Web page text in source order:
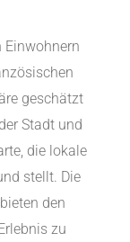
Einwohnern
geschätzt
Stadt und
die lokale
stellt. Die
den
zu